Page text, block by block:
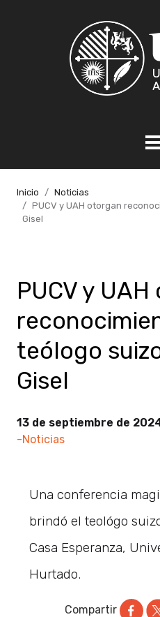
Inicio
Noticias
PUCV y UAH otorgan
Gisel
PUCV y
teólogo
Gisel
13 de septiembre de
-Noticias
Una conferencia
brindó el teológo
Casa Esperanza,
Hurtado.
Compartir